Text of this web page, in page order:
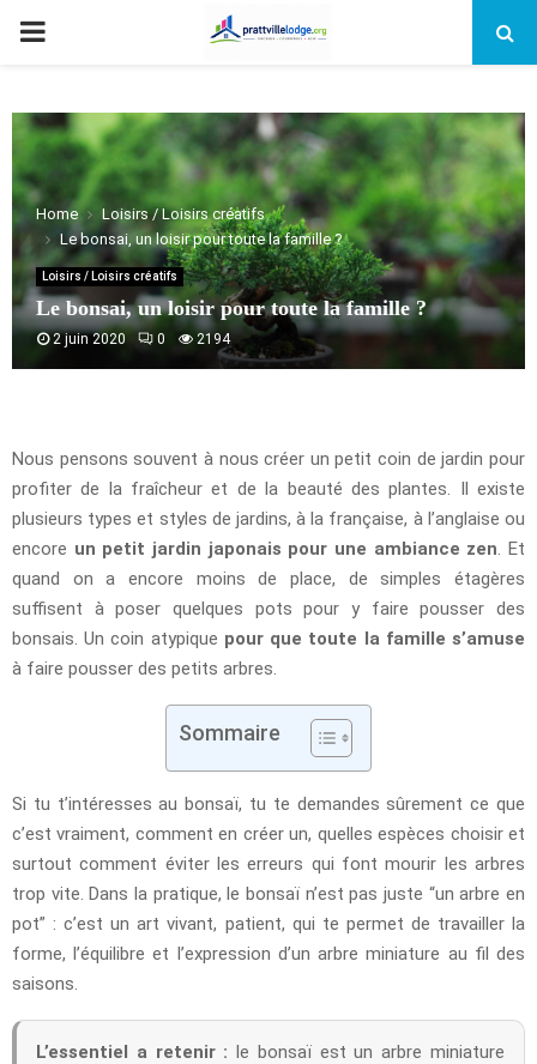
PRIMARY
Home
Loisirs / Loisirs créatifs
Le bonsai, un loisir pour toute la famille ?
Loisirs / Loisirs créatifs
Le bonsai, un loisir pour toute la famille ?
2 juin 2020 0 2194
Nous pensons souvent à nous créer un petit coin de jardin pour
profiter de la fraîcheur et de la beauté des plantes. Il existe
plusieurs types et styles de jardins, à la française, à l’anglaise ou
encore un petit jardin japonais pour une ambiance zen . Et
quand on a encore moins de place, de simples étagères
suffisent à poser quelques pots pour y faire pousser des
bonsais. Un coin atypique pour que toute la famille s’amuse
à faire pousser des petits arbres.
Sommaire
Si tu t’intéresses au bonsaï, tu te demandes sûrement ce que
c’est vraiment, comment en créer un, quelles espèces choisir et
surtout comment éviter les erreurs qui font mourir les arbres
trop vite. Dans la pratique, le bonsaï n’est pas juste “un arbre en
pot” : c’est un art vivant, patient, qui te permet de travailler la
forme, l’équilibre et l’expression d’un arbre miniature au fil des
saisons.
L’essentiel a retenir : le bonsaï est un arbre miniature